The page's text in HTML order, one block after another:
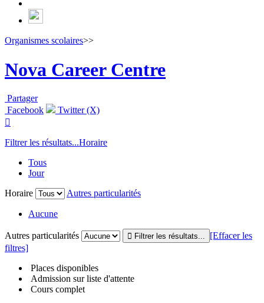
Organismes scolaires>>
Nova Career Centre
Partager
Facebook
Twitter (X)

Filtrer les résultats...Horaire
Tous
Jour
Horaire
Autres particularités
Aucune
Autres particularités
[Effacer les
filtres]
Places disponibles
Admission sur liste d'attente
Cours complet